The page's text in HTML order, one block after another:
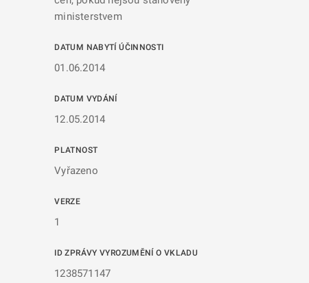
ministerstvem
DATUM NABYTÍ ÚČINNOSTI
01.06.2014
DATUM VYDÁNÍ
12.05.2014
PLATNOST
Vyřazeno
VERZE
1
ID ZPRÁVY VYROZUMĚNÍ O VKLADU
1238571147